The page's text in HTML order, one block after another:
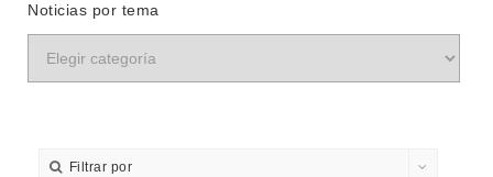
Noticias por tema
Filtrar por